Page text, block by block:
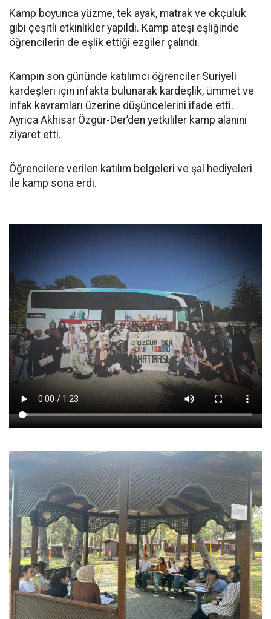
Kamp boyunca yüzme, tek ayak, matrak ve okçuluk
gibi çeşitli etkinlikler yapıldı. Kamp ateşi eşliğinde
öğrencilerin de eşlik ettiği ezgiler çalındı.
Kampın son gününde katılımcı öğrenciler Suriyeli
kardeşleri için infakta bulunarak kardeşlik, ümmet ve
infak kavramları üzerine düşüncelerini ifade etti.
Ayrıca Akhisar Özgür-Der’den yetkililer kamp alanını
ziyaret etti.
Öğrencilere verilen katılım belgeleri ve şal hediyeleri
ile kamp sona erdi.